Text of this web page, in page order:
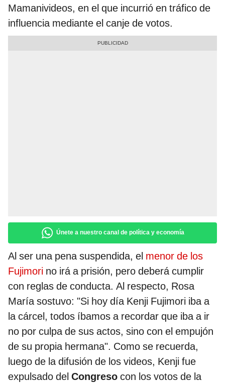
Mamanivideos, en el que incurrió en tráfico de
influencia mediante el canje de votos.
Únete a nuestro canal de política y economía
Al ser una pena suspendida, el menor de los
Fujimori no irá a prisión, pero deberá cumplir
con reglas de conducta. Al respecto, Rosa
María sostuvo: "Si hoy día Kenji Fujimori iba a
la cárcel, todos íbamos a recordar que iba a ir
no por culpa de sus actos, sino con el empujón
de su propia hermana". Como se recuerda,
luego de la difusión de los videos, Kenji fue
expulsado del Congreso con los votos de la